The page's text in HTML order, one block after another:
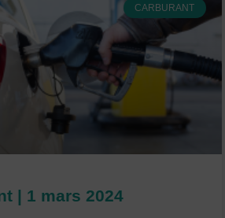
CARBURANT
| 1 mars 2024